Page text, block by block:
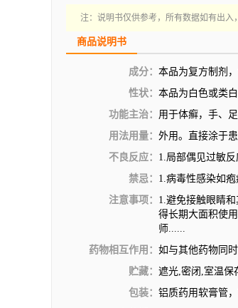
注：说明书仅供参考，所有数据如有出入
商品说明书
成分： 本品为复方制剂
性状： 本品为白色或类
功能主治： 用于体癣，手、足
用法用量： 外用。直接涂于患
不良反应： 1.局部偶见过敏
禁忌： 1.病毒性感染如
注意事项： 1.避免接触眼睛
得长期大面积使
师......
药物相互作用： 如与其他药物同
贮藏： 遮光,密闭,室温保
包装： 铝质药用软膏管